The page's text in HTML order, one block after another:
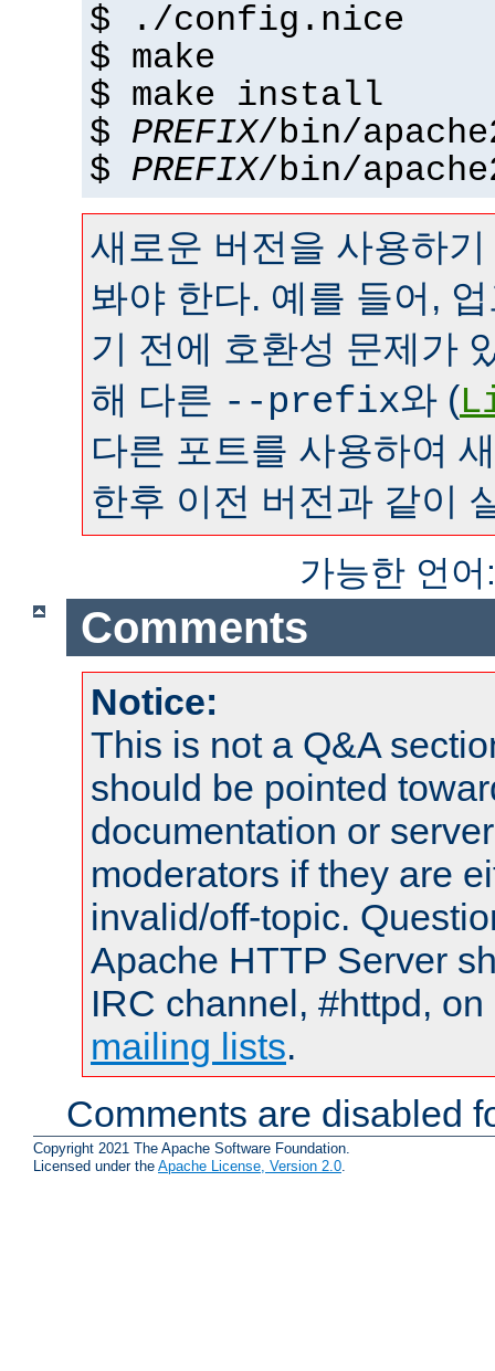
$ ./config.nice
$ make
$ make install
$ PREFIX/bin/
$ PREFIX/bin/
새로운 버전을 사용하
봐야 한다. 예를 들어,
기 전에 호환성 문제가
해 다른 --prefix와 (
다른 포트를 사용하여
한후 이전 버전과 같이
가능한 언
Comments
Notice:
This is not a Q&A
should be pointed
documentation or
moderators if they are
invalid/off-topic.
Apache HTTP Server
IRC channel, #httpd,
mailing lists.
Comments are disabled
Copyright 2021 The Apache Software Foundation.
Licensed under the Apache License, Version 2.0